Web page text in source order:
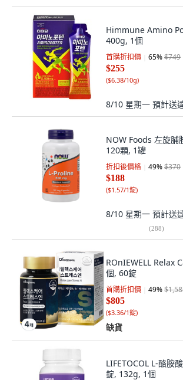
Himmune Amino
400g, 1個
首購折扣價 65%$749
$255
($6.38/10g)
8/10 星期一 預計送
NOW Foods 左旋脯
120顆, 1罐
折扣後價格 49%$370
$188
($1.57/1錠)
8/10 星期一 預計送
(288)
ROnIEWELL Relax
個, 60錠
首購折扣價 49%
$805
($3.36/1錠)
缺貨
LIFETOCOL L-酪胺
錠, 132g, 1個